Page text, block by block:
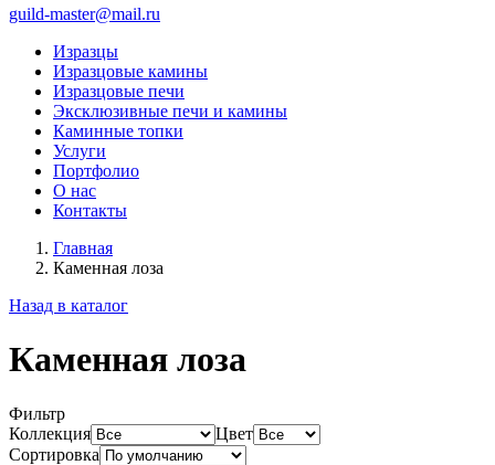
guild-master@mail.ru
Изразцы
Изразцовые камины
Изразцовые печи
Эксклюзивные печи и камины
Каминные топки
Услуги
Портфолио
О нас
Контакты
Главная
Каменная лоза
Назад в каталог
Каменная лоза
Фильтр
Коллекция
Цвет
Сортировка